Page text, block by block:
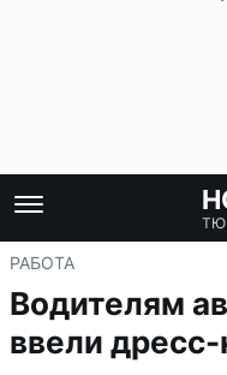
РАБОТА
Водителям
ввели